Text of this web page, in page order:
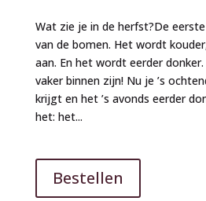
Wat zie je in de herfst?De
van de bomen. Het wordt
aan. En het wordt eerder
vaker binnen zijn! Nu je ’s
krijgt en het ’s avonds eerder
het: het...
Bestellen